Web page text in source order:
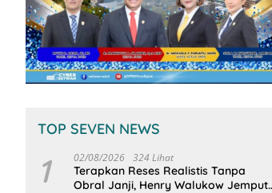
TOP SEVEN NEWS
1 02/08/2026 324 Lihat
Terapkan Reses Realistis Tanpa
Obral Janji, Henry Walukow Jemput